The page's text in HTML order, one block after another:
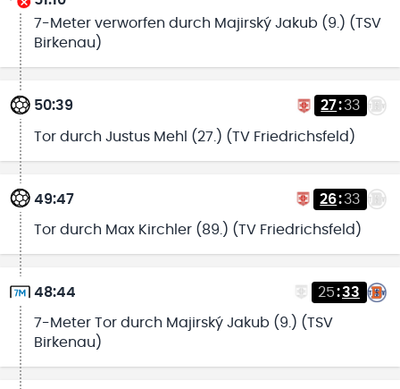
7-Meter verworfen durch Majirský Jakub (9.) (TSV
Birkenau)
50:39 27:33
Tor durch Justus Mehl (27.) (TV Friedrichsfeld)
49:47 26:33
Tor durch Max Kirchler (89.) (TV Friedrichsfeld)
48:44 25:33
7-Meter Tor durch Majirský Jakub (9.) (TSV
Birkenau)